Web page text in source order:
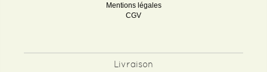
Mentions légales
CGV
Livraison